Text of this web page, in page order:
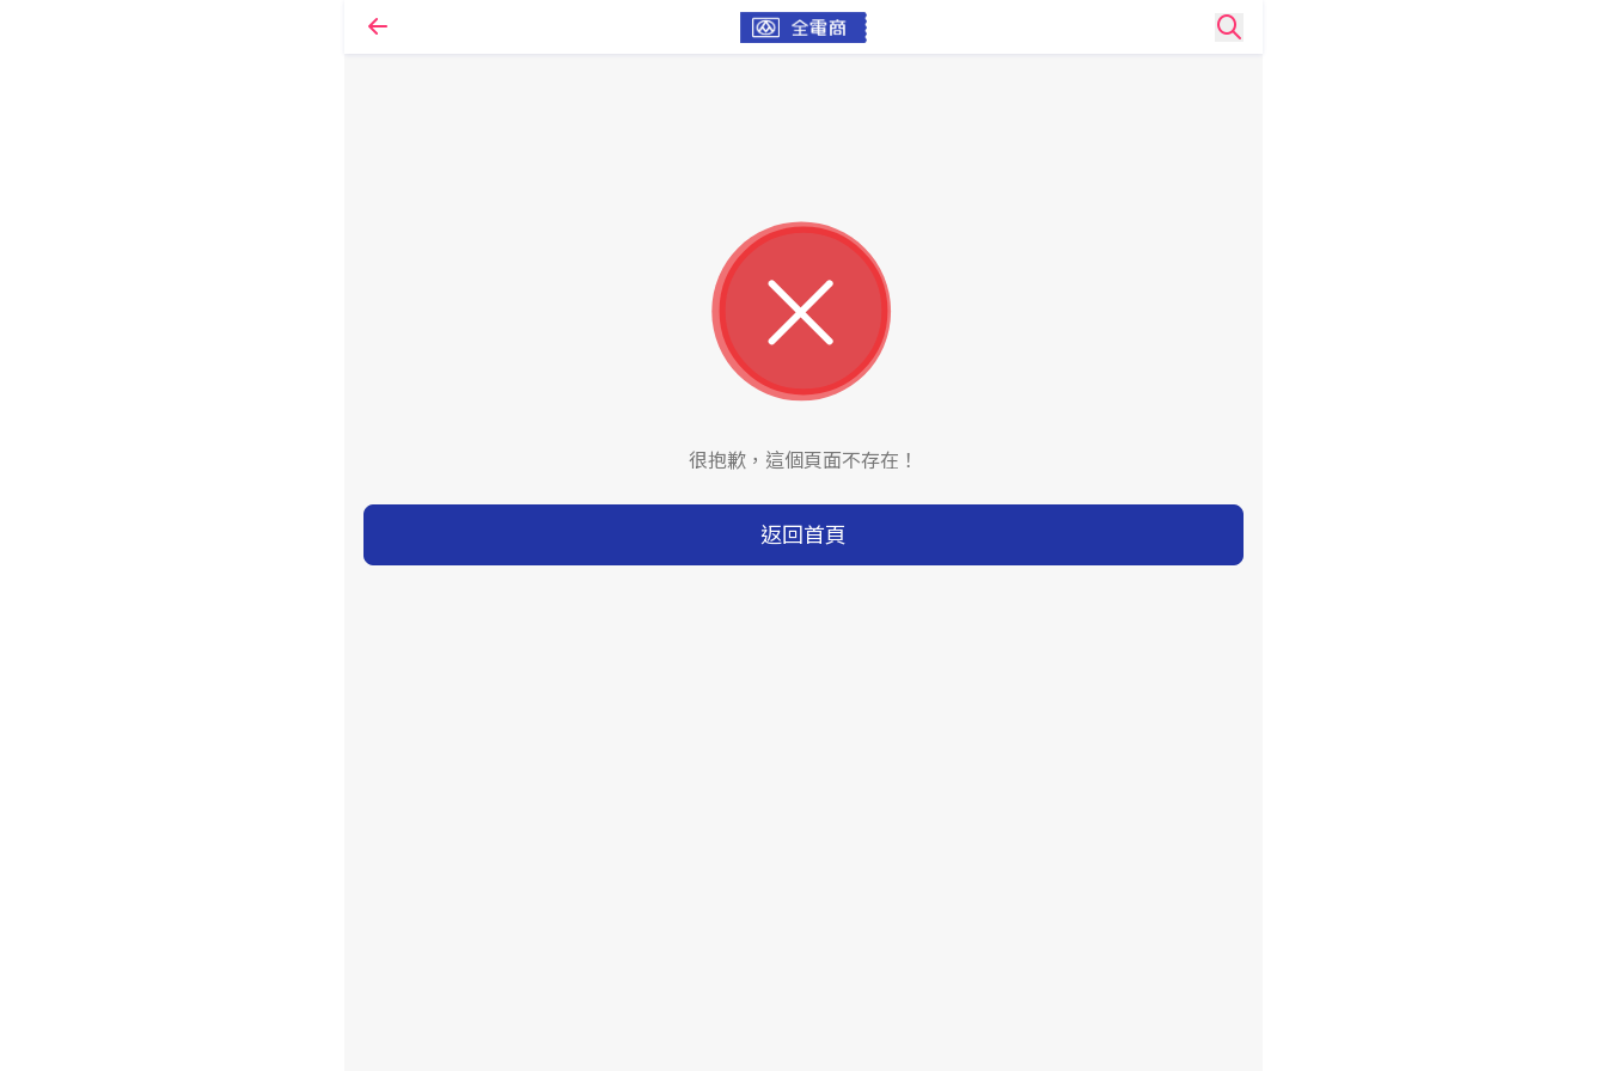
很抱歉，這個頁面不存在！
返回首頁